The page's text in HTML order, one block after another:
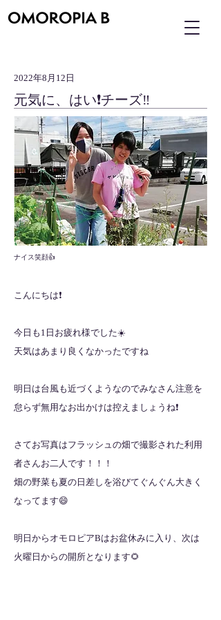
2022年8月12日
元気に、はい❗️チーズ‼️
ナイス笑顔👍
こんにちは❗️
今日も1日お疲れ様でした☀️
天気はあまり良くなかったですね
明日は台風も近づくようなのでみなさん注意を
怠らず無用なお出かけは控えましょうね❗️
さてお写真はフラッシュの畑で撮影された利用
者さんお二人です！！！
畑の野菜も夏の日差しを浴びてぐんぐん大きく
なってます😄
明日からオモロピアBはお盆休みに入り、次は
火曜日からの開所となります🌻